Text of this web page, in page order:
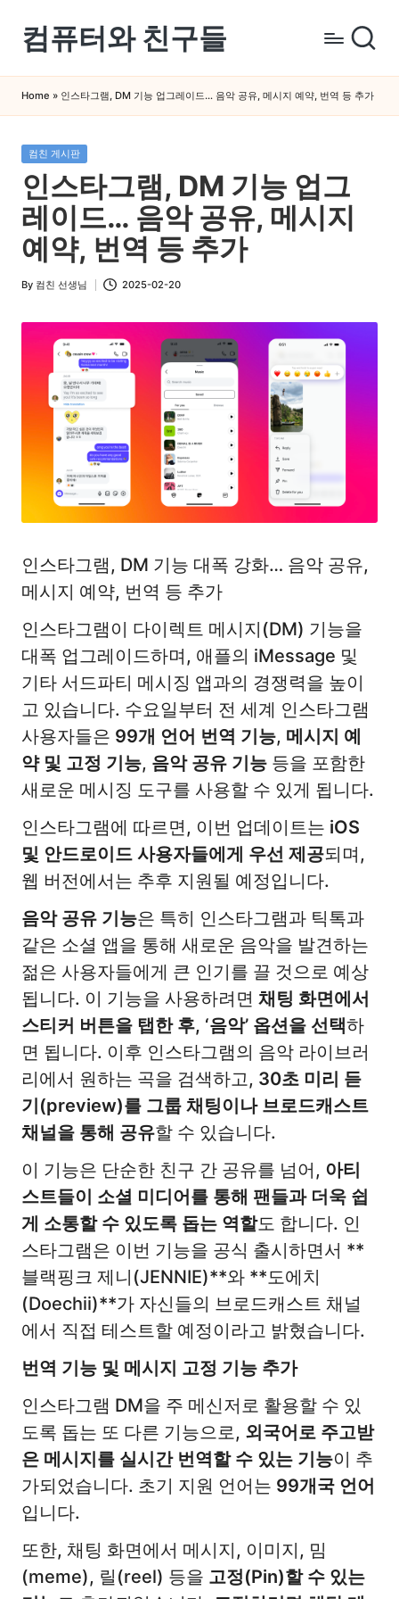
Skip
content
컴퓨터와 친구들
퓨
터
스
마
트
폰
을
쉽
배
Home » 인스타그램, DM 기능 업그레이드… 음악 공유, 메시지 예약, 번역 등 추가
Posted
in
컴친 게시판
인스타그램, DM 기능 업그
레이드… 음악 공유, 메시지
예약, 번역 등 추가
Posted
By 컴친 선생님 2025-02-20
인스타그램, DM 기능 대폭 강화… 음악 공유,
메시지 예약, 번역 등 추가
인스타그램이 다이렉트 메시지(DM) 기능을
대폭 업그레이드하며, 애플의 iMessage 및
기타 서드파티 메시징 앱과의 경쟁력을 높이
고 있습니다. 수요일부터 전 세계 인스타그램
사용자들은 99개 언어 번역 기능, 메시지 예
약 및 고정 기능, 음악 공유 기능 등을 포함한
새로운 메시징 도구를 사용할 수 있게 됩니다.
인스타그램에 따르면, 이번 업데이트는 iOS
및 안드로이드 사용자들에게 우선 제공되며,
웹 버전에서는 추후 지원될 예정입니다.
음악 공유 기능은 특히 인스타그램과 틱톡과
같은 소셜 앱을 통해 새로운 음악을 발견하는
젊은 사용자들에게 큰 인기를 끌 것으로 예상
됩니다. 이 기능을 사용하려면 채팅 화면에서
스티커 버튼을 탭한 후, ‘음악’ 옵션을 선택하
면 됩니다. 이후 인스타그램의 음악 라이브러
리에서 원하는 곡을 검색하고, 30초 미리 듣
기(preview)를 그룹 채팅이나 브로드캐스트
채널을 통해 공유할 수 있습니다.
이 기능은 단순한 친구 간 공유를 넘어, 아티
스트들이 소셜 미디어를 통해 팬들과 더욱 쉽
게 소통할 수 있도록 돕는 역할도 합니다. 인
스타그램은 이번 기능을 공식 출시하면서 **
블랙핑크 제니(JENNIE)**와 **도에치
(Doechii)**가 자신들의 브로드캐스트 채널
에서 직접 테스트할 예정이라고 밝혔습니다.
번역 기능 및 메시지 고정 기능 추가
인스타그램 DM을 주 메신저로 활용할 수 있
도록 돕는 또 다른 기능으로, 외국어로 주고받
은 메시지를 실시간 번역할 수 있는 기능이 추
가되었습니다. 초기 지원 언어는 99개국 언어
입니다.
또한, 채팅 화면에서 메시지, 이미지, 밈
(meme), 릴(reel) 등을 고정(Pin)할 수 있는